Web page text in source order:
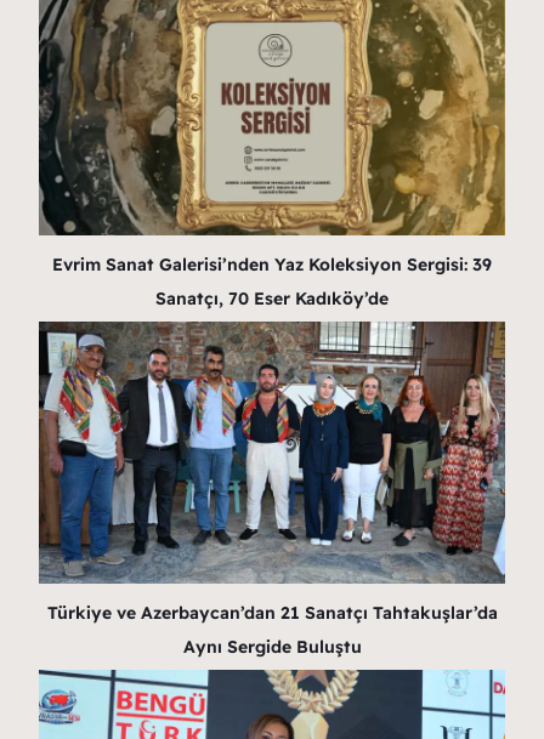
Evrim Sanat Galerisi’nden Yaz Koleksiyon Sergisi: 39
Sanatçı, 70 Eser Kadıköy’de
Türkiye ve Azerbaycan’dan 21 Sanatçı Tahtakuşlar’da
Aynı Sergide Buluştu